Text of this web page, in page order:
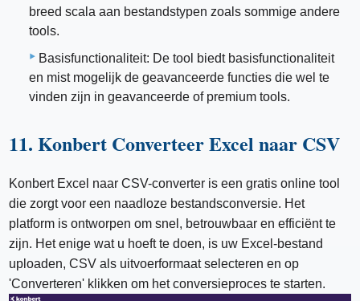
breed scala aan bestandstypen zoals sommige andere
tools.
Basisfunctionaliteit: De tool biedt basisfunctionaliteit
en mist mogelijk de geavanceerde functies die wel te
vinden zijn in geavanceerde of premium tools.
11. Konbert Converteer Excel naar CSV
Konbert Excel naar CSV-converter is een gratis online tool
die zorgt voor een naadloze bestandsconversie. Het
platform is ontworpen om snel, betrouwbaar en efficiënt te
zijn. Het enige wat u hoeft te doen, is uw Excel-bestand
uploaden, CSV als uitvoerformaat selecteren en op
'Converteren' klikken om het conversieproces te starten.